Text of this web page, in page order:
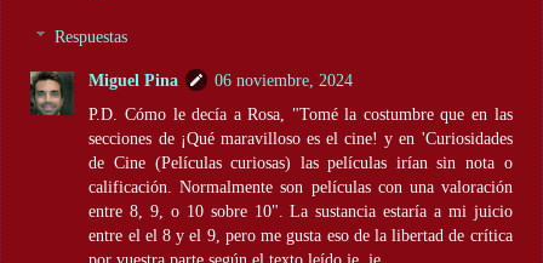
Respuestas
Miguel Pina
06 noviembre, 2024
P.D. Cómo le decía a Rosa, "Tomé la costumbre que en las
secciones de ¡Qué maravilloso es el cine! y en 'Curiosidades
de Cine (Películas curiosas) las películas irían sin nota o
calificación. Normalmente son películas con una valoración
entre 8, 9, o 10 sobre 10". La sustancia estaría a mi juicio
entre el el 8 y el 9, pero me gusta eso de la libertad de crítica